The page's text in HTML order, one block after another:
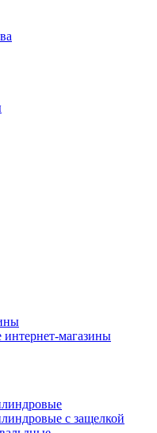
магазины
с защелкой